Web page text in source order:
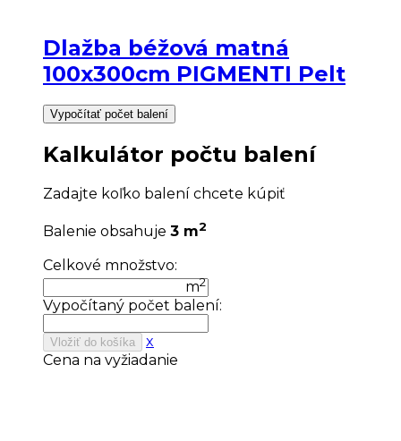
Dlažba béžová matná
100x300cm PIGMENTI Pelt
Vypočítať počet balení
Kalkulátor počtu balení
Zadajte koľko balení chcete kúpiť
Balenie obsahuje 3 m2
Celkové množstvo:
m2
Vypočítaný počet balení:
Vložiť do košíka
x
Cena na vyžiadanie